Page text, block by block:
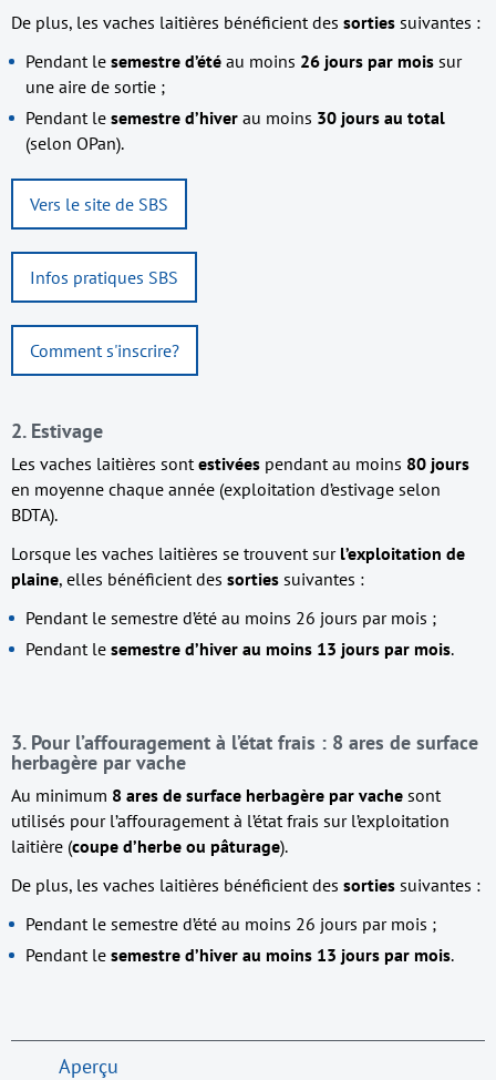
De plus, les vaches laitières bénéficient des sorties suivantes :
Pendant le semestre d’étéau moins 26 jours par moissur
une aire de sortie ;
Pendant le semestre d’hiver au moins 30 jours au total
(selon OPan).
Vers le site de SBS
Infos pratiques SBS
Comment s'inscrire?
2. Estivage
Les vaches laitières sontestivées pendant au moins 80 jours
en moyenne chaque année (exploitation d’estivage selon
BDTA).
Lorsque les vaches laitières se trouvent sur l’exploitation de
plaine, elles bénéficient des sorties suivantes :
Pendant le semestre d’été au moins 26 jours par mois ;
Pendant le semestre d’hiver au moins 13 jours par mois.
3. Pour l’affouragement à l’état frais : 8 ares de surface
herbagère par vache
Au minimum 8 ares de surface herbagère par vache sont
utilisés pour l’affouragement à l’état frais sur l’exploitation
laitière (coupe d’herbe ou pâturage).
De plus, les vaches laitières bénéficient des sorties suivantes :
Pendant le semestre d’été au moins 26 jours par mois ;
Pendant le semestre d’hiver au moins 13 jours par mois.
Aperçu